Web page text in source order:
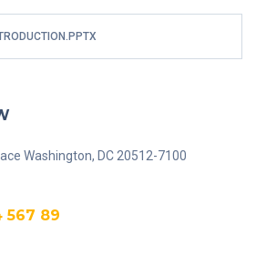
Washington, DC 20512-7100
567 89